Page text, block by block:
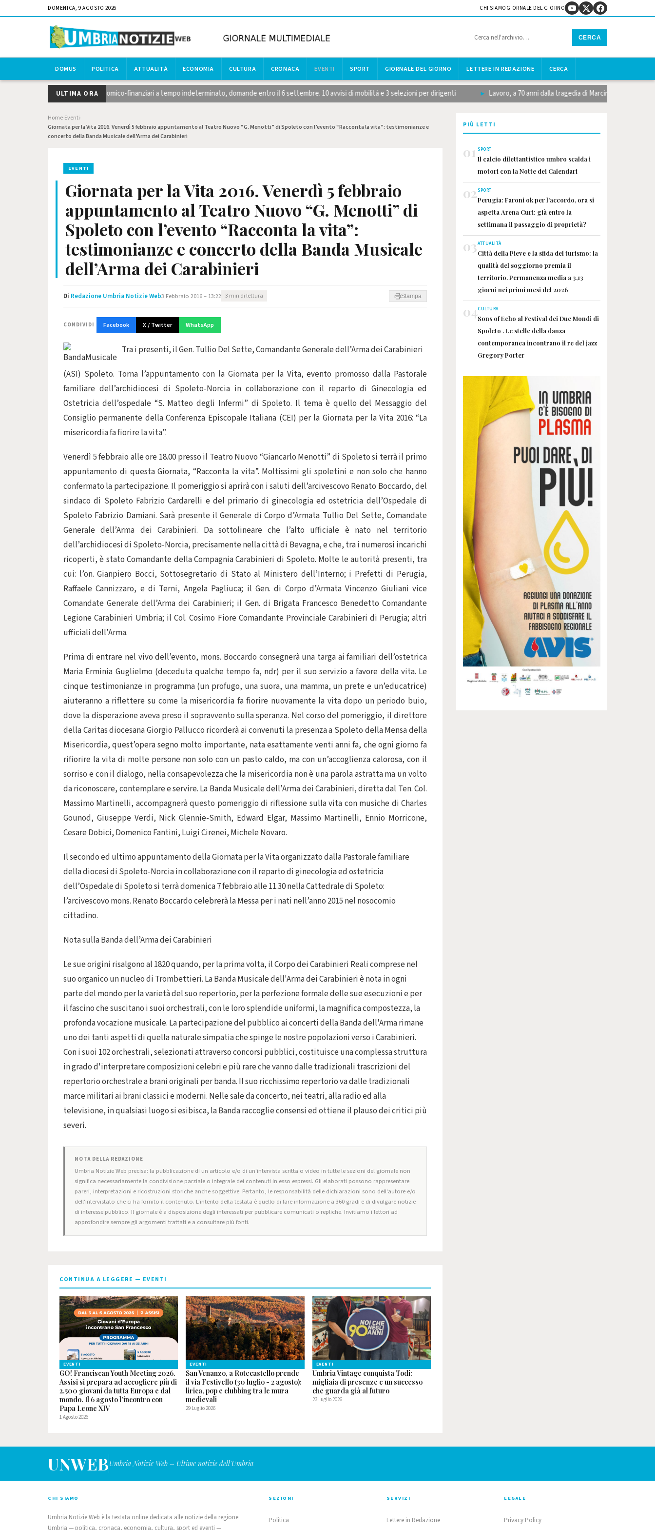
DOMENICA, 9 AGOSTO 2026 CHI SIAMO GIORNALE DEL GIORNO
CERCA
DOMUS POLITICA ATTUALITÀ ECONOMIA CULTURA CRONACA EVENTI SPORT GIORNALE DEL GIORNO LETTERE IN REDAZIONE CERCA
ULTIMA ORA
per 10 funzionari economico-finanziari a tempo indeterminato, domande entro il 6 settembre. 10 avvisi di mobilità e 3 selezioni per dirigenti Lavoro, a 70 anni dalla tragedia di Marcinelle la memoria
Home Eventi
Giornata per la Vita 2016. Venerdì 5 febbraio appuntamento al Teatro Nuovo “G. Menotti” di Spoleto con l’evento “Racconta la vita”: testimonianze e
concerto della Banda Musicale dell’Arma dei Carabinieri
EVENTI
Giornata per la Vita 2016. Venerdì 5 febbraio
appuntamento al Teatro Nuovo “G. Menotti” di
Spoleto con l’evento “Racconta la vita”:
testimonianze e concerto della Banda Musicale
dell’Arma dei Carabinieri
Di Redazione Umbria Notizie Web3 Febbraio 2016 – 13:22 3 min di lettura Stampa
CONDIVIDI Facebook X / Twitter WhatsApp
Tra i presenti, il Gen. Tullio Del Sette, Comandante Generale dell’Arma dei Carabinieri
(ASI) Spoleto. Torna l’appuntamento con la Giornata per la Vita, evento promosso dalla Pastorale
familiare dell’archidiocesi di Spoleto-Norcia in collaborazione con il reparto di Ginecologia ed
Ostetricia dell’ospedale “S. Matteo degli Infermi” di Spoleto. Il tema è quello del Messaggio del
Consiglio permanente della Conferenza Episcopale Italiana (CEI) per la Giornata per la Vita 2016: “La
misericordia fa fiorire la vita”.
Venerdì 5 febbraio alle ore 18.00 presso il Teatro Nuovo “Giancarlo Menotti” di Spoleto si terrà il primo
appuntamento di questa Giornata, “Racconta la vita”. Moltissimi gli spoletini e non solo che hanno
confermato la partecipazione. Il pomeriggio si aprirà con i saluti dell’arcivescovo Renato Boccardo, del
sindaco di Spoleto Fabrizio Cardarelli e del primario di ginecologia ed ostetricia dell’Ospedale di
Spoleto Fabrizio Damiani. Sarà presente il Generale di Corpo d’Armata Tullio Del Sette, Comandate
Generale dell’Arma dei Carabinieri. Da sottolineare che l’alto ufficiale è nato nel territorio
dell’archidiocesi di Spoleto-Norcia, precisamente nella città di Bevagna, e che, tra i numerosi incarichi
ricoperti, è stato Comandante della Compagnia Carabinieri di Spoleto. Molte le autorità presenti, tra
cui: l’on. Gianpiero Bocci, Sottosegretario di Stato al Ministero dell’Interno; i Prefetti di Perugia,
Raffaele Cannizzaro, e di Terni, Angela Pagliuca; il Gen. di Corpo d’Armata Vincenzo Giuliani vice
Comandate Generale dell’Arma dei Carabinieri; il Gen. di Brigata Francesco Benedetto Comandante
Legione Carabinieri Umbria; il Col. Cosimo Fiore Comandante Provinciale Carabinieri di Perugia; altri
ufficiali dell’Arma.
Prima di entrare nel vivo dell’evento, mons. Boccardo consegnerà una targa ai familiari dell’ostetrica
Maria Erminia Guglielmo (deceduta qualche tempo fa, ndr) per il suo servizio a favore della vita. Le
cinque testimonianze in programma (un profugo, una suora, una mamma, un prete e un’educatrice)
aiuteranno a riflettere su come la misericordia fa fiorire nuovamente la vita dopo un periodo buio,
dove la disperazione aveva preso il sopravvento sulla speranza. Nel corso del pomeriggio, il direttore
della Caritas diocesana Giorgio Pallucco ricorderà ai convenuti la presenza a Spoleto della Mensa della
Misericordia, quest’opera segno molto importante, nata esattamente venti anni fa, che ogni giorno fa
rifiorire la vita di molte persone non solo con un pasto caldo, ma con un’accoglienza calorosa, con il
sorriso e con il dialogo, nella consapevolezza che la misericordia non è una parola astratta ma un volto
da riconoscere, contemplare e servire. La Banda Musicale dell’Arma dei Carabinieri, diretta dal Ten. Col.
Massimo Martinelli, accompagnerà questo pomeriggio di riflessione sulla vita con musiche di Charles
Gounod, Giuseppe Verdi, Nick Glennie-Smith, Edward Elgar, Massimo Martinelli, Ennio Morricone,
Cesare Dobici, Domenico Fantini, Luigi Cirenei, Michele Novaro.
Il secondo ed ultimo appuntamento della Giornata per la Vita organizzato dalla Pastorale familiare
della diocesi di Spoleto-Norcia in collaborazione con il reparto di ginecologia ed ostetricia
dell’Ospedale di Spoleto si terrà domenica 7 febbraio alle 11.30 nella Cattedrale di Spoleto:
l’arcivescovo mons. Renato Boccardo celebrerà la Messa per i nati nell’anno 2015 nel nosocomio
cittadino.
Nota sulla Banda dell’Arma dei Carabinieri
Le sue origini risalgono al 1820 quando, per la prima volta, il Corpo dei Carabinieri Reali comprese nel
suo organico un nucleo di Trombettieri. La Banda Musicale dell'Arma dei Carabinieri è nota in ogni
parte del mondo per la varietà del suo repertorio, per la perfezione formale delle sue esecuzioni e per
il fascino che suscitano i suoi orchestrali, con le loro splendide uniformi, la magnifica compostezza, la
profonda vocazione musicale. La partecipazione del pubblico ai concerti della Banda dell'Arma rimane
uno dei tanti aspetti di quella naturale simpatia che spinge le nostre popolazioni verso i Carabinieri.
Con i suoi 102 orchestrali, selezionati attraverso concorsi pubblici, costituisce una complessa struttura
in grado d'interpretare composizioni celebri e più rare che vanno dalle tradizionali trascrizioni del
repertorio orchestrale a brani originali per banda. Il suo ricchissimo repertorio va dalle tradizionali
marce militari ai brani classici e moderni. Nelle sale da concerto, nei teatri, alla radio ed alla
televisione, in qualsiasi luogo si esibisca, la Banda raccoglie consensi ed ottiene il plauso dei critici più
severi.
NOTA DELLA REDAZIONE
Umbria Notizie Web precisa: la pubblicazione di un articolo e/o di un'intervista scritta o video in tutte le sezioni del giornale non
significa necessariamente la condivisione parziale o integrale dei contenuti in esso espressi. Gli elaborati possono rappresentare
pareri, interpretazioni e ricostruzioni storiche anche soggettive. Pertanto, le responsabilità delle dichiarazioni sono dell'autore e/o
dell'intervistato che ci ha fornito il contenuto. L'intento della testata è quello di fare informazione a 360 gradi e di divulgare notizie
di interesse pubblico. Il giornale è a disposizione degli interessati per pubblicare comunicati o repliche. Invitiamo i lettori ad
approfondire sempre gli argomenti trattati e a consultare più fonti.
CONTINUA A LEGGERE — EVENTI
EVENTI
GO! Franciscan Youth Meeting 2026.
Assisi si prepara ad accogliere più di
2.500 giovani da tutta Europa e dal
mondo. Il 6 agosto l'incontro con
Papa Leone XIV
1 Agosto 2026
EVENTI
San Venanzo, a Rotecastello prende
il via Festivello (30 luglio - 2 agosto):
lirica, pop e clubbing tra le mura
medievali
29 Luglio 2026
EVENTI
Umbria Vintage conquista Todi:
migliaia di presenze e un successo
che guarda già al futuro
23 Luglio 2026
PIÙ LETTI
01 SPORT
Il calcio dilettantistico umbro scalda i
motori con la Notte dei Calendari
02SPORT
Perugia: Faroni ok per l’accordo, ora si
aspetta Arena Curi: già entro la
settimana il passaggio di proprietà?
03ATTUALITÀ
Città della Pieve e la sfida del turismo: la
qualità del soggiorno premia il
territorio. Permanenza media a 3,13
giorni nei primi mesi del 2026
04CULTURA
Sons of Echo al Festival dei Due Mondi di
Spoleto . Le stelle della danza
contemporanea incontrano il re del jazz
Gregory Porter
UNWEBUmbria Notizie Web – Ultime notizie dell'Umbria
CHI SIAMO
Umbria Notizie Web è la testata online dedicata alle notizie della regione
Umbria — politica, cronaca, economia, cultura, sport ed eventi —
SEZIONI
Politica
SERVIZI
Lettere in Redazione
LEGALE
Privacy Policy